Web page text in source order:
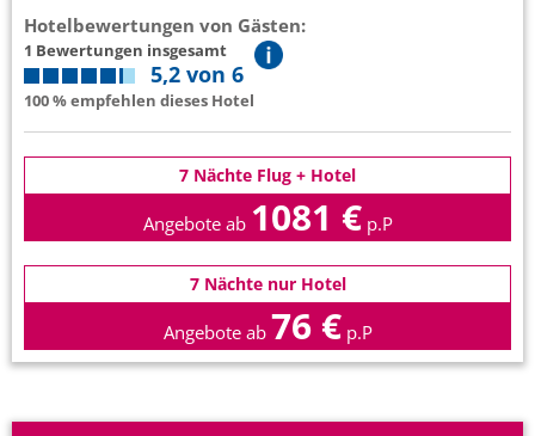
Hotelbewertungen von Gästen:
1 Bewertungen insgesamt
5,2 von 6
100 % empfehlen dieses Hotel
7 Nächte Flug + Hotel
Angebote ab 1081 € p.P
7 Nächte nur Hotel
Angebote ab 76 € p.P